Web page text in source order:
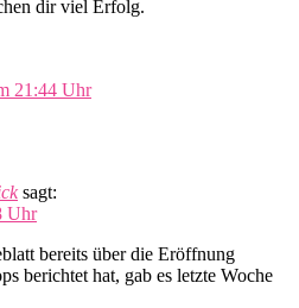
dir viel Erfolg.
21:44 Uhr
sagt:
Uhr
bereits über die Eröffnung
berichtet hat, gab es letzte Woche